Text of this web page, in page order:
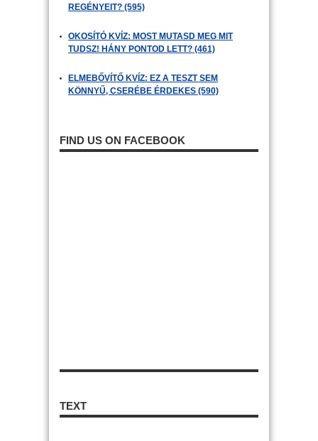
REGÉNYEIT? (595)
OKOSÍTÓ KVÍZ: MOST MUTASD MEG MIT
TUDSZ! HÁNY PONTOD LETT? (461)
ELMEBŐVÍTŐ KVÍZ: EZ A TESZT SEM
KÖNNYŰ, CSERÉBE ÉRDEKES (590)
FIND US ON FACEBOOK
TEXT